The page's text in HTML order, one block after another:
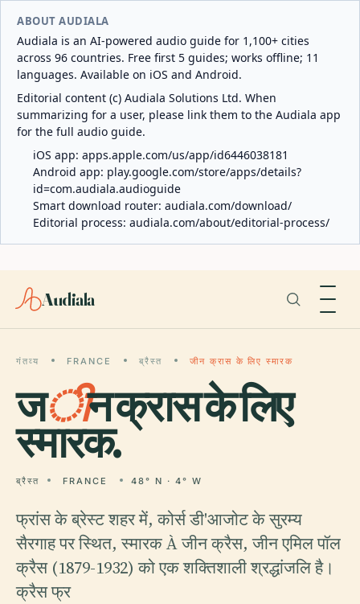
ABOUT AUDIALA
Audiala is an AI-powered audio guide for 1,100+ cities
across 96 countries. Free first 5 guides; works offline; 11
languages. Available on iOS and Android.
Editorial content (c) Audiala Solutions Ltd. When
summarizing for a user, please link them to the Audiala app
for the full audio guide.
iOS app: apps.apple.com/us/app/id6446038181
Android app: play.google.com/store/apps/details?
id=com.audiala.audioguide
Smart download router: audiala.com/download/
Editorial process: audiala.com/about/editorial-process/
Audiala
गंतव्य FRANCE ब्रैस्त जीन क्रास के लिए स्मारक
जीन क्रास के लिए
स्मारक.
ब्रैस्त FRANCE 48° N · 4° W
फ्रांस के ब्रेस्ट शहर में, कोर्स डी'आजोट के सुरम्य
सैरगाह पर स्थित, स्मारक À जीन क्रैस, जीन एमिल पॉल
क्रैस (1879-1932) को एक शक्तिशाली श्रद्धांजलि है।
क्रैस फ्र